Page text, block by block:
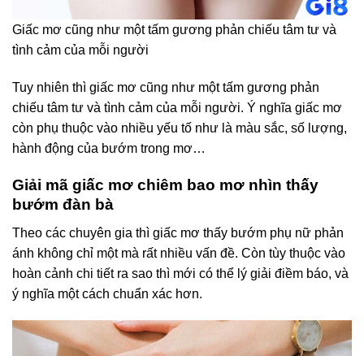
Giấc mơ cũng như một tấm gương phản chiếu tâm tư và
tình cảm của mỗi người
Tuy nhiên thì giấc mơ cũng như một tấm gương phản
chiếu tâm tư và tình cảm của mỗi người. Ý nghĩa giấc mơ
còn phụ thuộc vào nhiều yếu tố như là màu sắc, số lượng,
hành động của bướm trong mơ…
Giải mã giấc mơ chiêm bao mơ nhìn thấy
bướm đàn bà
Theo các chuyên gia thì giấc mơ thấy bướm phụ nữ phản
ánh không chỉ một mà rất nhiều vấn đề. Còn tùy thuộc vào
hoàn cảnh chi tiết ra sao thì mới có thể lý giải điềm báo, và
ý nghĩa một cách chuẩn xác hơn.